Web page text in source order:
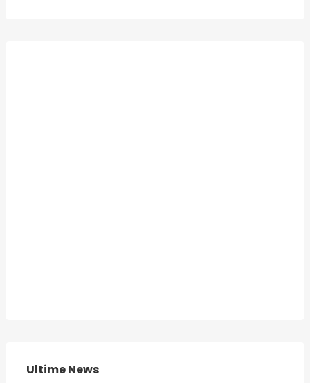
Ultime News